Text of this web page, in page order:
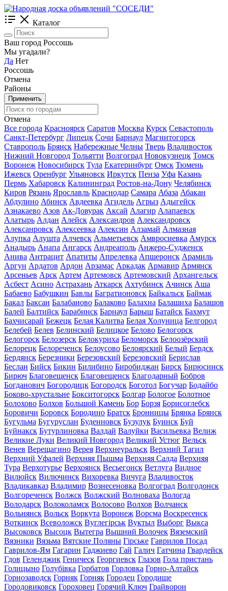
Каталог
Ваш город Россошь
Мы угадали?
Да Нет
Россошь
Отмена
Районы
Применить
Отмена
Все города Красноярск Саратов Москва Курск Севастополь
Санкт-Петербург Липецк Сочи Барнаул Магнитогорск
Ставрополь Брянск Набережные Челны Тверь Владивосток
Нижний Новгород Тольятти Волгоград Новокузнецк Томск
Воронеж Новосибирск Тула Екатеринбург Омск Тюмень
Ижевск Оренбург Ульяновск Иркутск Пенза Уфа Казань
Пермь Хабаровск Калининград Ростов-на-Дону Челябинск
Киров Рязань Ярославль Краснодар Самара Абаза Абакан
Абдулино Абинск Авдеевка Агидель Агрыз Адыгейск
Азнакаево Азов Ак-Довурак Аксай Алагир Алапаевск
Алатырь Алдан Алейск Александров Александровск
Алексанровск Алексеевка Алексин Алзамай Алмазная
Алупка Алушта Алчевск Альметьевск Амвросиевка Амурск
Анадырь Анапа Ангарск Андреаполь Анжеро-Судженск
Анива Антрацит Апатиты Апрелевка Апшеронск Арамиль
Аргун Ардатов Ардон Арзамас Аркадак Армавир Армянск
Арсеньев Арск Артем Артемовск Артемовский Архангельск
Асбест Асино Астрахань Аткарск Ахтубинск Ачинск Аша
Бабаево Бабушкин Бавлы Багратионовск Байкальск Баймак
Бакал Баксан Балабаново Балаково Балахна Балашиха Балашов
Балей Балтийск Барабинск Барнаул Барыш Батайск Бахмут
Бахчисарай Бежецк Белая Калитва Белая Холуница Белгород
Белебей Белев Белинский Белицкое Белово Белогорск
Белогорск Белозерск Белокуриха Беломорск Белоозёрский
Белорецк Белореченск Белоусово Белоярский Белый Бердск
Бердянск Березники Березовский Березовский Берислав
Беслан Бийск Бикин Билибино Биробиджан Бирск Бирюсинск
Бирюч Благовещенск Благовещенск Благодарный Бобров
Богданович Богородицк Богородск Боготол Богучар Бодайбо
Боково-хрустальне Бокситогорск Болгар Бологое Болотное
Болохово Болхов Большой Камень Бор Борзя Борисоглебск
Боровичи Боровск Бородино Братск Бронницы Брянка Брянск
Бугульма Бугуруслан Буденновск Бузулук Буинск Буй
Буйнакск Бутурлиновка Валдай Валуйки Васильевка Велиж
Великие Луки Великий Новгород Великий Устюг Вельск
Венев Верещагино Верея Верхнеуральск Верхний Тагил
Верхний Уфалей Верхняя Пышма Верхняя Салда Верхняя
Тура Верхотурье Верхоянск Весьегонск Ветлуга Видное
Вилюйск Вилючинск Вихоревка Вичуга Владивосток
Владикавказ Владимир Вознесеновка Волгоград Волгодонск
Волгореченск Волжск Волжский Волноваха Вологда
Володарск Волоколамск Волосово Волхов Волчанск
Вольнянск Вольск Воркута Воронеж Ворсма Воскресенск
Воткинск Всеволожск Вуглегірськ Вуктыл Выборг Выкса
Высоковск Высоцк Вытегра Вышний Волочек Вяземский
Вязники Вязьма Вятские Поляны Гірське Гаврилов Посад
Гаврилов-Ям Гагарин Гаджиево Гай Галич Гатчина Гвардейск
Гдов Геленджик Геническ Георгиевск Глазов Гола пристань
Голицыно Голубівка Горбатов Горловка Горно-Алтайск
Горнозаводск Горняк Горняк Городец Городище
Городовиковск Гороховец Горячий Ключ Грайворон